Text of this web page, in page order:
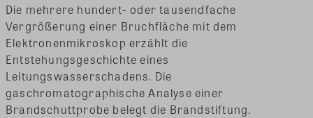
Die mehrere hundert- oder tausendfache
Vergrößerung einer Bruchfläche mit dem
Elektronenmikroskop erzählt die
Entstehungsgeschichte eines
Leitungswasserschadens. Die
gaschromatographische Analyse einer
Brandschuttprobe belegt die Brandstiftung.